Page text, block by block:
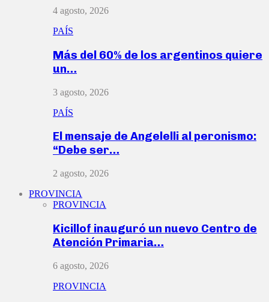
4 agosto, 2026
PAÍS
Más del 60% de los argentinos quiere
un…
3 agosto, 2026
PAÍS
El mensaje de Angelelli al peronismo:
“Debe ser…
2 agosto, 2026
PROVINCIA
PROVINCIA
Kicillof inauguró un nuevo Centro de
Atención Primaria…
6 agosto, 2026
PROVINCIA